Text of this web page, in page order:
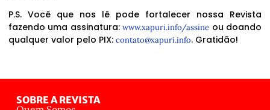
P.S. Você que nos lê pode fortalecer nossa Revista
fazendo uma assinatura:www.xapuri.info/assine ou doando
qualquer valor pelo PIX: contato@xapuri.info. Gratidão!
SOBRE A REVISTA